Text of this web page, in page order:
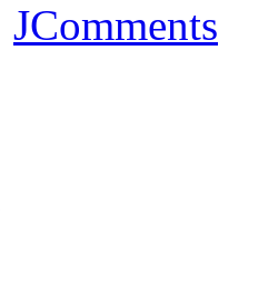
JComments